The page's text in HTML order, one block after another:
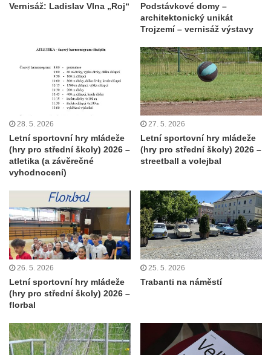
Vernisáž: Ladislav Vlna „Roj“
Podstávkové domy –
architektonický unikát
Trojzemí – vernisáž výstavy
28. 5. 2026
Letní sportovní hry mládeže
(hry pro střední školy) 2026 –
atletika (a závěrečné
vyhodnocení)
27. 5. 2026
Letní sportovní hry mládeže
(hry pro střední školy) 2026 –
streetball a volejbal
26. 5. 2026
Letní sportovní hry mládeže
(hry pro střední školy) 2026 –
florbal
25. 5. 2026
Trabanti na náměstí